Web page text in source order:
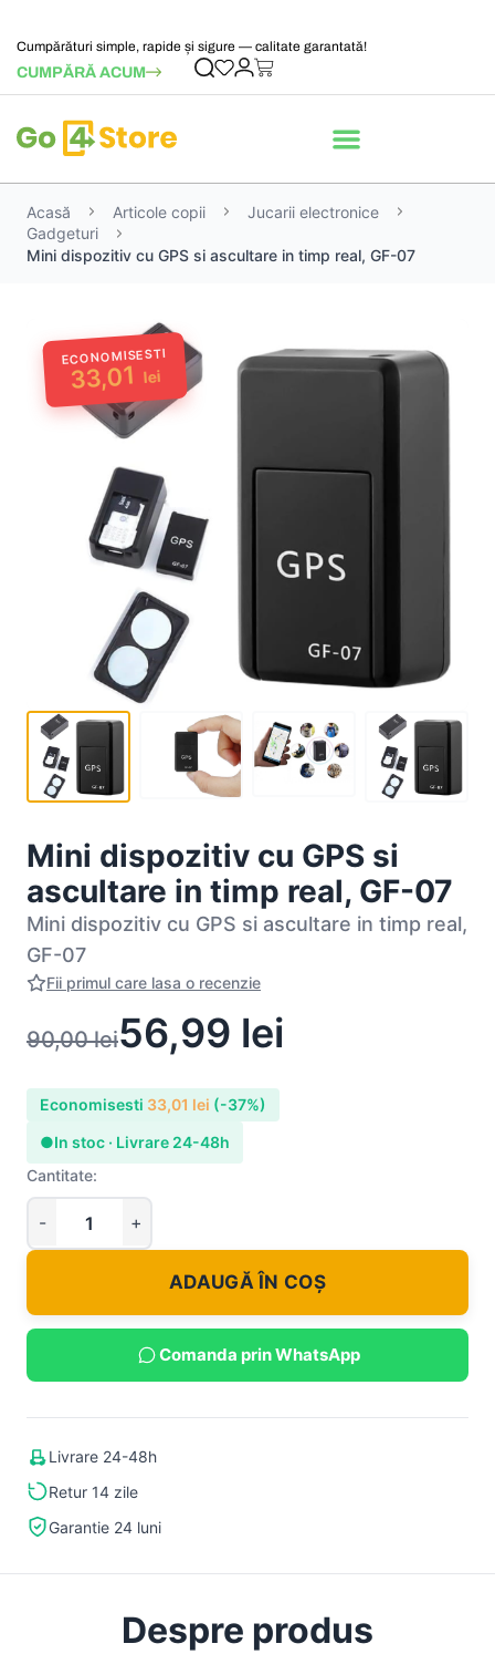
Cumpărături simple, rapide și sigure — calitate garantată!
CUMPĂRĂ ACUM
Acasă Articole copii
Jucarii electronice
Gadgeturi
Mini dispozitiv cu GPS si ascultare in timp real, GF-07
ECONOMISESTI
33,01 lei
Mini dispozitiv cu GPS si
ascultare in timp real, GF-07
Mini dispozitiv cu GPS si ascultare in timp real,
GF-07
Fii primul care lasa o recenzie
90,00lei56,99 lei
Economisesti 33,01 lei (-37%)
●In stoc · Livrare 24-48h
Cantitate:
ADAUGĂ ÎN COȘ
Comanda prin WhatsApp
Livrare 24-48h
Retur 14 zile
Garantie 24 luni
Despre produs